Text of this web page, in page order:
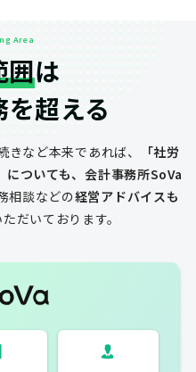
Area
囲は
超える
きなど本来であれば、
「社労
ついても、会計事務所SoVa
相談などの経営アドバイスも
だいております。
理士